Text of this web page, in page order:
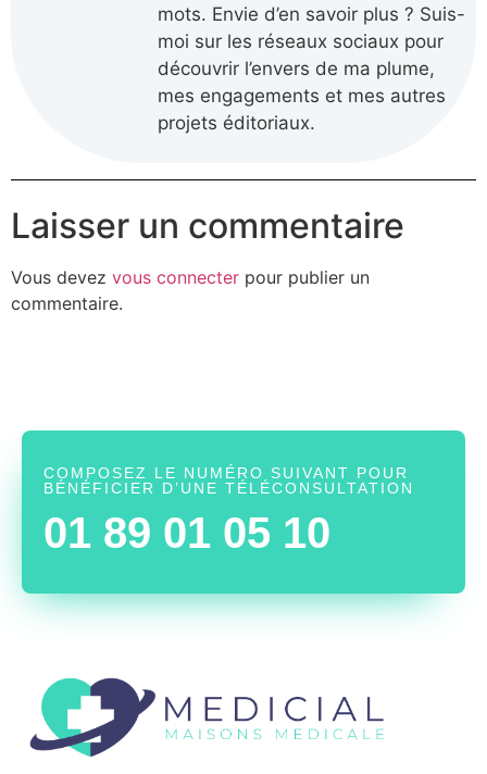
mots. Envie d’en savoir plus ? Suis-
moi sur les réseaux sociaux pour
découvrir l’envers de ma plume,
mes engagements et mes autres
projets éditoriaux.
Laisser un commentaire
Vous devez vous connecter pour publier un
commentaire.
COMPOSEZ LE NUMÉRO SUIVANT POUR
BÉNÉFICIER D’UNE TÉLÉCONSULTATION
01 89 01 05 10